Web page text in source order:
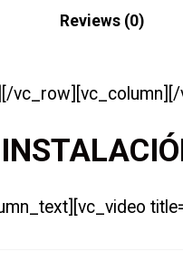
Reviews (0)